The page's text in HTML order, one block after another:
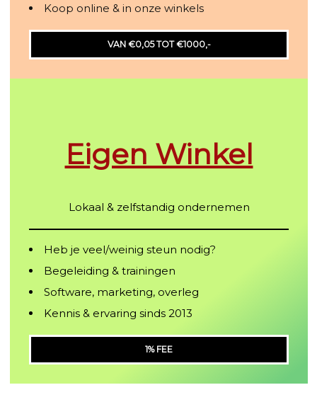
Koop online & in onze winkels
VAN €0,05 TOT €1000,-
Eigen Winkel
Lokaal & zelfstandig ondernemen
Heb je veel/weinig steun nodig?
Begeleiding & trainingen
Software, marketing, overleg
Kennis & ervaring sinds 2013
1% FEE